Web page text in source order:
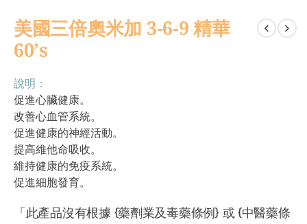
美國三倍奧米加 3-6-9 精華
60’s
說明：
促進心臟健康。
改善心血管系統。
促進健康的神經活動。
提高維他命吸收。
維持健康的免疫系統。
促進細胞發育。
「此產品沒有根據 {藥劑業及毒藥條例} 或 {中醫藥條